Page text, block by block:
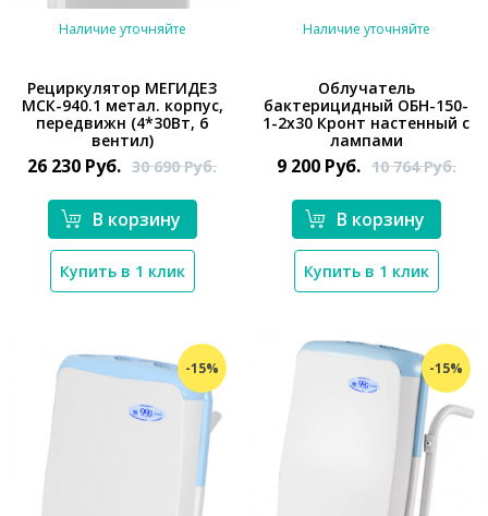
*}
Наличие уточняйте
Рециркулятор МЕГИДЕЗ
МСК-940.1 метал. корпус,
передвижн (4*30Вт, 6
вентил)
26 230 Руб. 30 690Руб.
В корзину
Купить в 1 клик
*}
Наличие уточняйте
Облучатель
бактерицидный ОБН-150-
1-2х30 Кронт настенный с
лампами
9 200 Руб. 10 764Руб.
В корзину
Купить в 1 клик
-15% -15%